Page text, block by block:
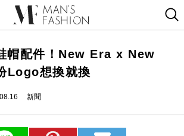
帽配件！New Era x New
Logo想換就換
新聞